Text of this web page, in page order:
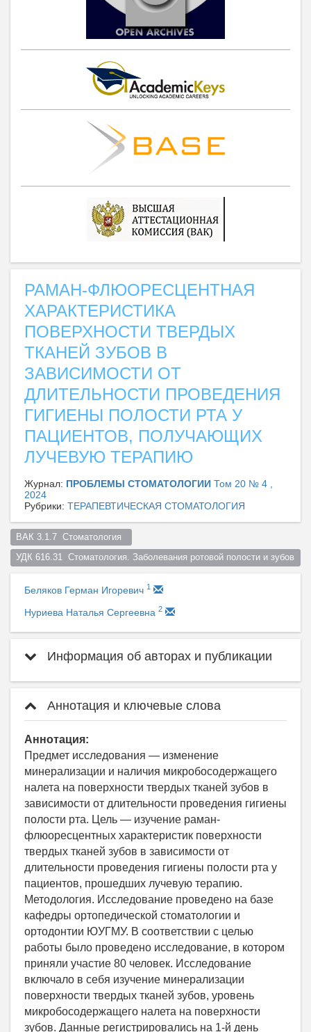
РАМАН-ФЛЮОРЕСЦЕНТНАЯ
ХАРАКТЕРИСТИКА
ПОВЕРХНОСТИ ТВЕРДЫХ
ТКАНЕЙ ЗУБОВ В
ЗАВИСИМОСТИ ОТ
ДЛИТЕЛЬНОСТИ ПРОВЕДЕНИЯ
ГИГИЕНЫ ПОЛОСТИ РТА У
ПАЦИЕНТОВ, ПОЛУЧАЮЩИХ
ЛУЧЕВУЮ ТЕРАПИЮ
Журнал: ПРОБЛЕМЫ СТОМАТОЛОГИИ Том 20 № 4 ,
2024
Рубрики: ТЕРАПЕВТИЧЕСКАЯ СТОМАТОЛОГИЯ
ВАК 3.1.7  Стоматология
Беляков Герман Игоревич 1
Нуриева Наталья Сергеевна 2
Информация об авторах и публикации
Аннотация и ключевые слова
Аннотация:
Предмет исследования — изменение
минерализации и наличия микробосодержащего
налета на поверхности твердых тканей зубов в
зависимости от длительности проведения гигиены
полости рта. Цель — изучение раман-
флюоресцентных характеристик поверхности
твердых тканей зубов в зависимости от
длительности проведения гигиены полости рта у
пациентов, прошедших лучевую терапию.
Методология. Исследование проведено на базе
кафедры ортопедической стоматологии и
ортодонтии ЮУГМУ. В соответствии с целью
работы было проведено исследование, в котором
приняли участие 80 человек. Исследование
включало в себя изучение минерализации
поверхности твердых тканей зубов, уровень
микробосодержащего налета на поверхности
зубов. Данные регистрировались на 1-й день